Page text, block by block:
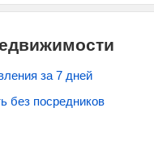
за 7 дней
без посредников